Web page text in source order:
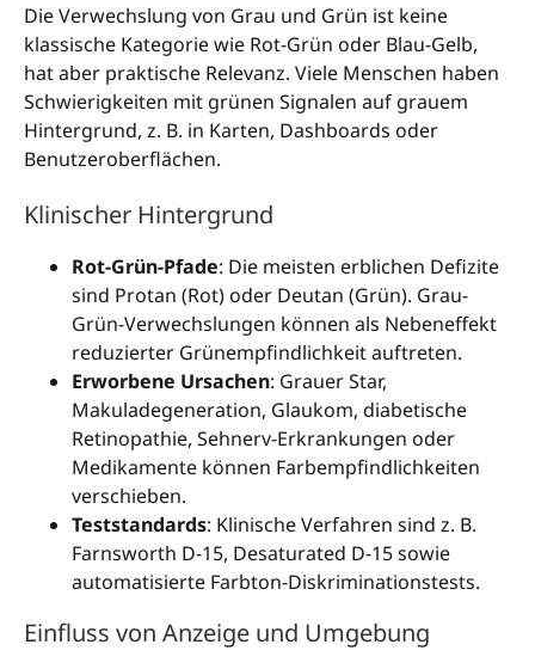
Die Verwechslung von Grau und Grün ist keine
klassische Kategorie wie Rot-Grün oder Blau-Gelb,
hat aber praktische Relevanz. Viele Menschen haben
Schwierigkeiten mit grünen Signalen auf grauem
Hintergrund, z. B. in Karten, Dashboards oder
Benutzeroberflächen.
Klinischer Hintergrund
Rot-Grün-Pfade: Die meisten erblichen Defizite
sind Protan (Rot) oder Deutan (Grün). Grau-
Grün-Verwechslungen können als Nebeneffekt
reduzierter Grünempfindlichkeit auftreten.
Erworbene Ursachen: Grauer Star,
Makuladegeneration, Glaukom, diabetische
Retinopathie, Sehnerv-Erkrankungen oder
Medikamente können Farbempfindlichkeiten
verschieben.
Teststandards: Klinische Verfahren sind z. B.
Farnsworth D-15, Desaturated D-15 sowie
automatisierte Farbton-Diskriminationstests.
Einfluss von Anzeige und Umgebung